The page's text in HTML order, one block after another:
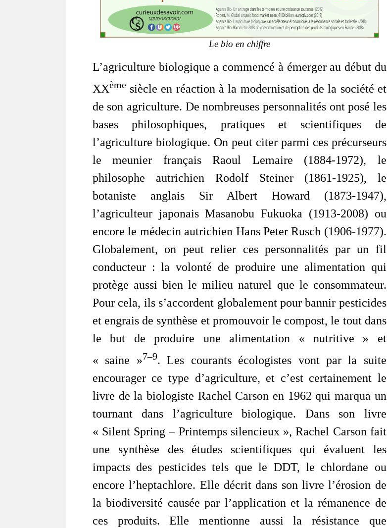
Le bio en chiffre
L’agriculture biologique a commencé à émerger au début du
XXèmesiècle en réaction à la modernisation de la société et
de son agriculture. De nombreuses personnalités ont posé les
bases philosophiques, pratiques et scientifiques de
l’agriculture biologique. On peut citer parmi ces précurseurs
le meunier français Raoul Lemaire (1884-1972), le
philosophe autrichien Rodolf Steiner (1861-1925), le
botaniste anglais Sir Albert Howard (1873-1947),
l’agriculteur japonais Masanobu Fukuoka (1913-2008) ou
encore le médecin autrichien Hans Peter Rusch (1906-1977).
Globalement, on peut relier ces personnalités par un fil
conducteur : la volonté de produire une alimentation qui
protège aussi bien le milieu naturel que le consommateur.
Pour cela, ils s’accordent globalement pour bannir pesticides
et engrais de synthèse et promouvoir le compost, le tout dans
le but de produire une alimentation « nutritive » et
« saine »7–9. Les courants écologistes vont par la suite
encourager ce type d’agriculture, et c’est certainement le
livre de la biologiste Rachel Carson en 1962 qui marqua un
tournant dans l’agriculture biologique. Dans son livre
« Silent Spring – Printemps silencieux », Rachel Carson fait
une synthèse des études scientifiques qui évaluent les
impacts des pesticides tels que le DDT, le chlordane ou
encore l’heptachlore. Elle décrit dans son livre l’érosion de
la biodiversité causée par l’application et la rémanence de
ces produits. Elle mentionne aussi la résistance que